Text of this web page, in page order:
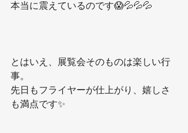
本当に震えているのです😱💦💦💦
とはいえ、展覧会そのものは楽しい行
事。
先日もフライヤーが仕上がり、嬉しさ
も満点です✨